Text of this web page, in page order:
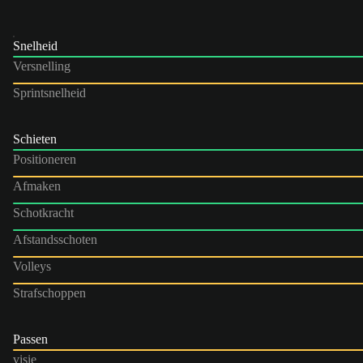
Snelheid
Versnelling
Sprintsnelheid
Schieten
Positioneren
Afmaken
Schotkracht
Afstandsschoten
Volleys
Strafschoppen
Passen
visie